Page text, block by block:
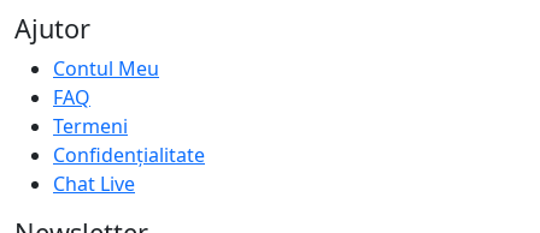
Ajutor
Contul Meu
FAQ
Termeni
Confidențialitate
Chat Live